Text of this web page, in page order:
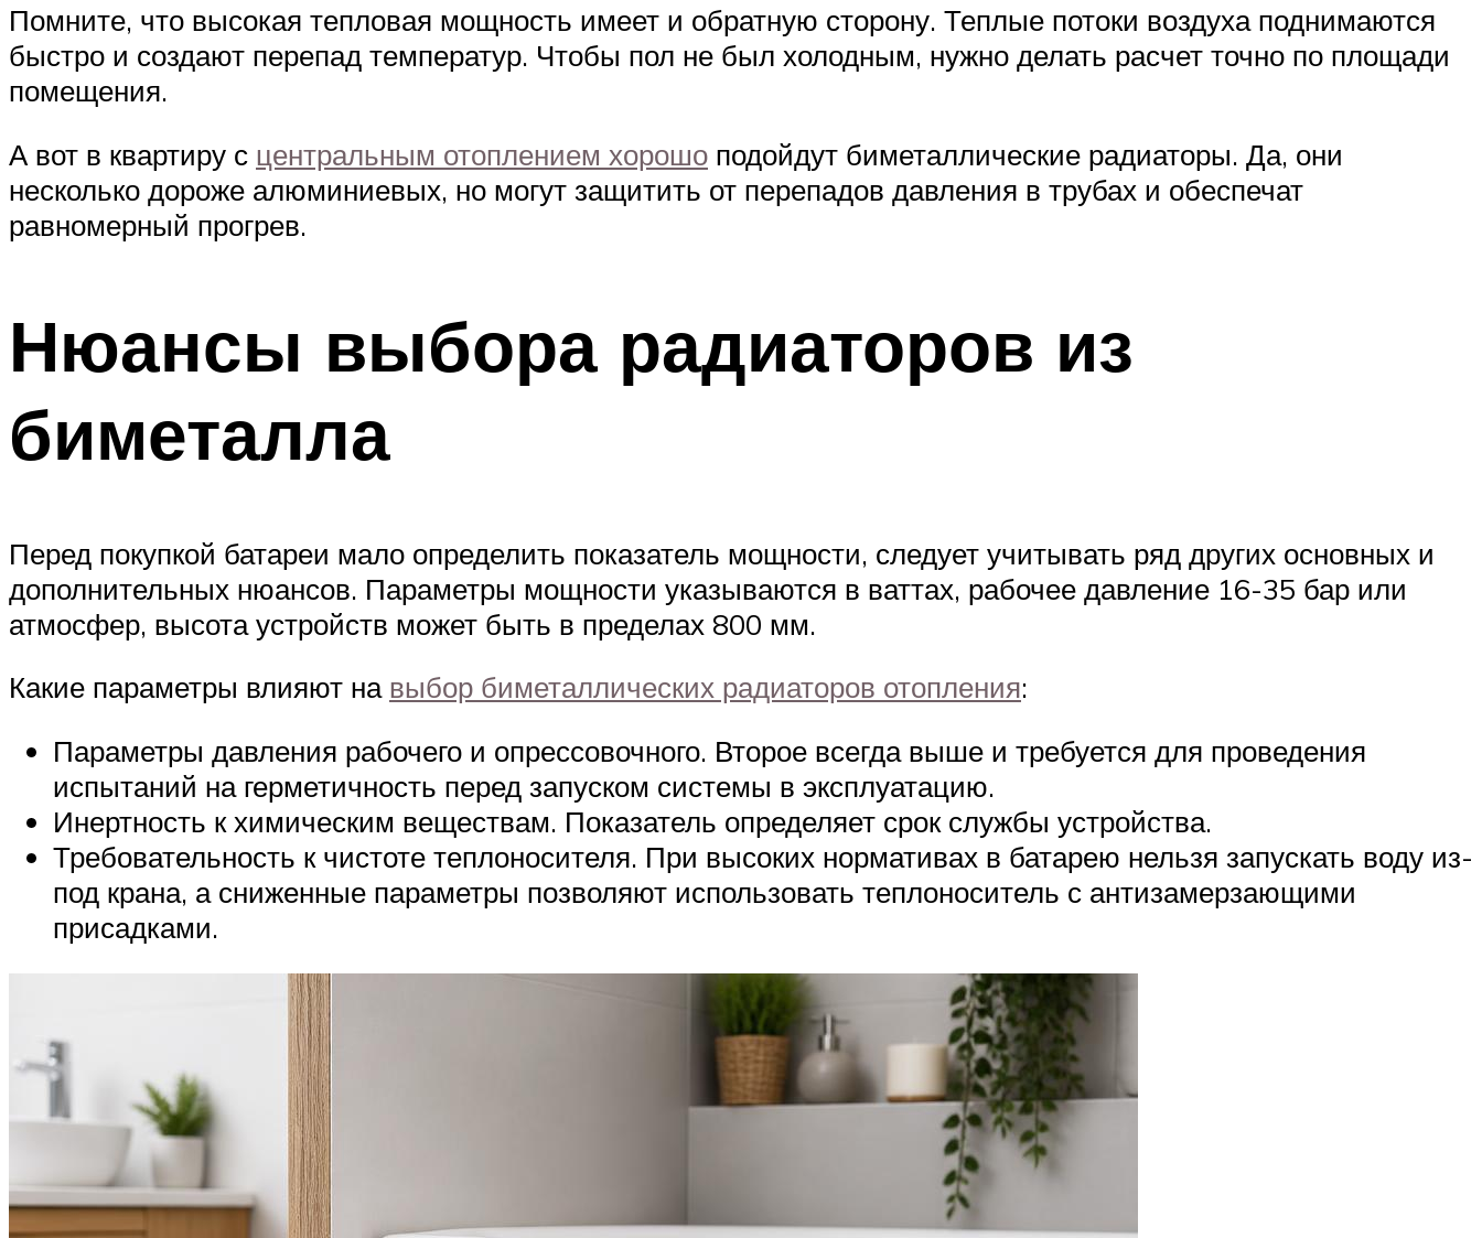
Помните, что высокая тепловая мощность имеет и обратную сторону. Теплые потоки воздуха поднимаются
быстро и создают перепад температур. Чтобы пол не был холодным, нужно делать расчет точно по площади
помещения.
А вот в квартиру с центральным отоплением хорошо подойдут биметаллические радиаторы. Да, они
несколько дороже алюминиевых, но могут защитить от перепадов давления в трубах и обеспечат
равномерный прогрев.
Нюансы выбора радиаторов из
биметалла
Перед покупкой батареи мало определить показатель мощности, следует учитывать ряд других основных и
дополнительных нюансов. Параметры мощности указываются в ваттах, рабочее давление 16-35 бар или
атмосфер, высота устройств может быть в пределах 800 мм.
Какие параметры влияют на выбор биметаллических радиаторов отопления:
Параметры давления рабочего и опрессовочного. Второе всегда выше и требуется для проведения
испытаний на герметичность перед запуском системы в эксплуатацию.
Инертность к химическим веществам. Показатель определяет срок службы устройства.
Требовательность к чистоте теплоносителя. При высоких нормативах в батарею нельзя запускать воду из-
под крана, а сниженные параметры позволяют использовать теплоноситель с антизамерзающими
присадками.